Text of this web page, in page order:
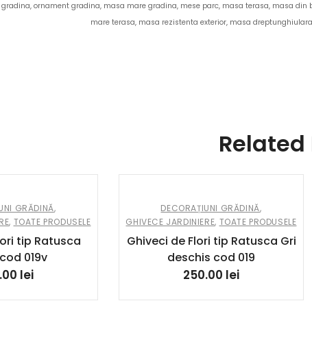
ornament gradina, masa mare gradina, mese parc, masa terasa, masa
mare terasa, masa rezistenta exterior, masa
GRĂDINĂ,
, TOATE PRODUSELE
tip Ratusca
019v
lei
DECORAȚIUNI GRĂDINĂ,
GHIVECE JARDINIERE, TOATE PRODUSELE
Ghiveci de Flori tip Ratusca Gri
deschis cod 019
250.00 lei